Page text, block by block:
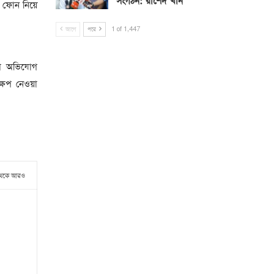
নিয়ে
অভিযোগ
নেওয়া
আরও
আগে পরে 1 of 1,447